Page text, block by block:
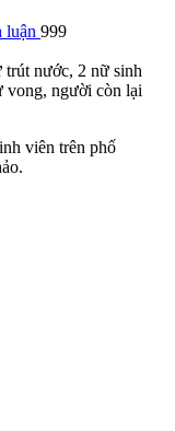
luận 999
trút nước, 2 nữ sinh
von‌g, người còn lại